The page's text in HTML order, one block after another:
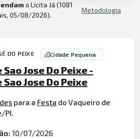
o Licita Já (1081
05/08/2026).
Metodologia
DO PEIXE Cidade Pequena
Jose Do Peixe -
Jose Do Peixe
para a Festa do Vaqueiro de
PI.
10/07/2026